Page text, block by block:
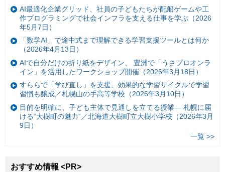
AI最適化企業グリッド、社員の子どもたちが配船ゲームや工
作プログラミングで社会インフラを支える仕事を学ぶ（2026
年5月7日）
「数学AI」で途中式まで理解できる学習支援ツールとは何か
（2026年4月13日）
AIで自分だけの折り紙をデザイン、 豊洲で「うさプロオンラ
イン」を活用したワークショップ開催（2026年3月18日）
すららで「学び直し」を支援、効果的な学習サイクルで学習
習慣も醸成／札幌山の手高等学校（2026年3月10日）
目的を明確に、子ども主体で見通しを立てる授業— 札幌に届
ける“大樹町の魅力”／北海道大樹町立大樹小学校（2026年3月
9日）
一覧 >>
おすすめ情報 <PR>